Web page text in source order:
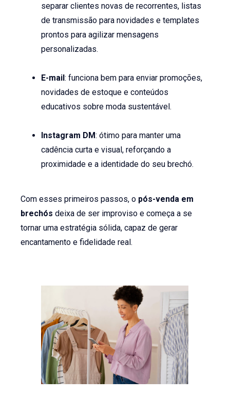
separar clientes novas de recorrentes, listas
de transmissão para novidades e templates
prontos para agilizar mensagens
personalizadas.
E-mail: funciona bem para enviar promoções,
novidades de estoque e conteúdos
educativos sobre moda sustentável.
Instagram DM: ótimo para manter uma
cadência curta e visual, reforçando a
proximidade e a identidade do seu brechó.
Com esses primeiros passos, o pós-venda em
brechós deixa de ser improviso e começa a se
tornar uma estratégia sólida, capaz de gerar
encantamento e fidelidade real.